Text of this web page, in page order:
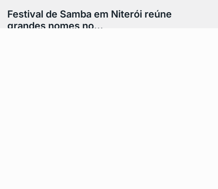
Festival de Samba em Niterói reúne
grandes nomes no…